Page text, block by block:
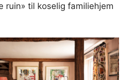
ruin» til koselig familiehjem